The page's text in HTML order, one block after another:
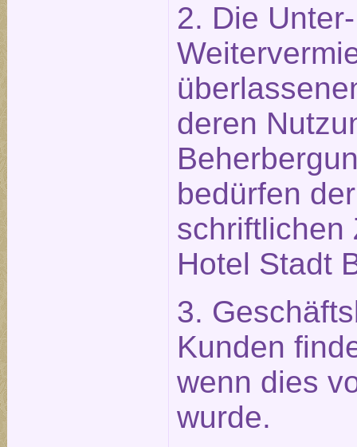
2. Die
deren
bedürfen
schriftlichen
Hotel Stadt
3.
Kunden
wenn dies
wurde.